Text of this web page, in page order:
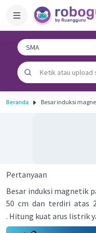
Beranda Besar induksi
Pertanyaan
Besar induksi magnetik
50 cm dan terdiri atas
. Hitung kuat arus listrik